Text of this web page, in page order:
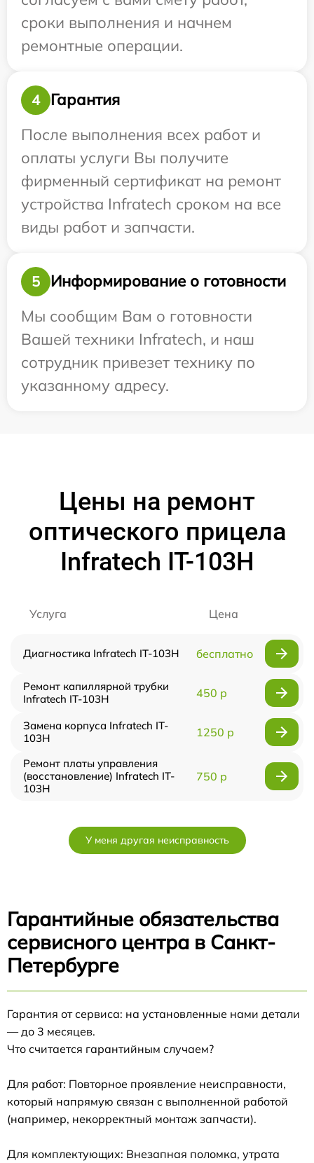
сроки выполнения и начнем
ремонтные операции.
4
Гарантия
После выполнения всех работ и
оплаты услуги Вы получите
фирменный сертификат на ремонт
устройства Infratech сроком на все
виды работ и запчасти.
5
Информирование о готовности
Мы сообщим Вам о готовности
Вашей техники Infratech, и наш
сотрудник привезет технику по
указанному адресу.
Цены на ремонт
оптического прицела
Infratech IT-103Н
Услуга Цена
Диагностика Infratech IT-103Н бесплатно
Ремонт капиллярной трубки
Infratech IT-103Н
450 р
Замена корпуса Infratech IT-
103Н
1250 р
Ремонт платы управления
(восстановление) Infratech IT-
103Н
750 р
У меня другая неисправность
Гарантийные обязательства
сервисного центра в Санкт-
Петербурге
Гарантия от сервиса: на установленные нами детали
— до 3 месяцев.
Что считается гарантийным случаем?
Для работ: Повторное проявление неисправности,
который напрямую связан с выполненной работой
(например, некорректный монтаж запчасти).
Для комплектующих: Внезапная поломка, утрата